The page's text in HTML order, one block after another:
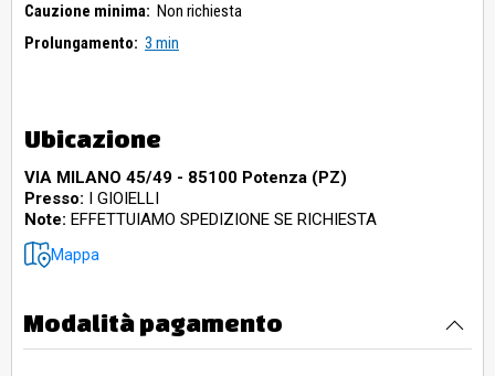
Cauzione minima: Non richiesta
Prolungamento: 3 min
Ubicazione
VIA MILANO 45/49 - 85100 Potenza (PZ)
Presso: I GIOIELLI
Note: EFFETTUIAMO SPEDIZIONE SE RICHIESTA
Mappa
Modalità pagamento